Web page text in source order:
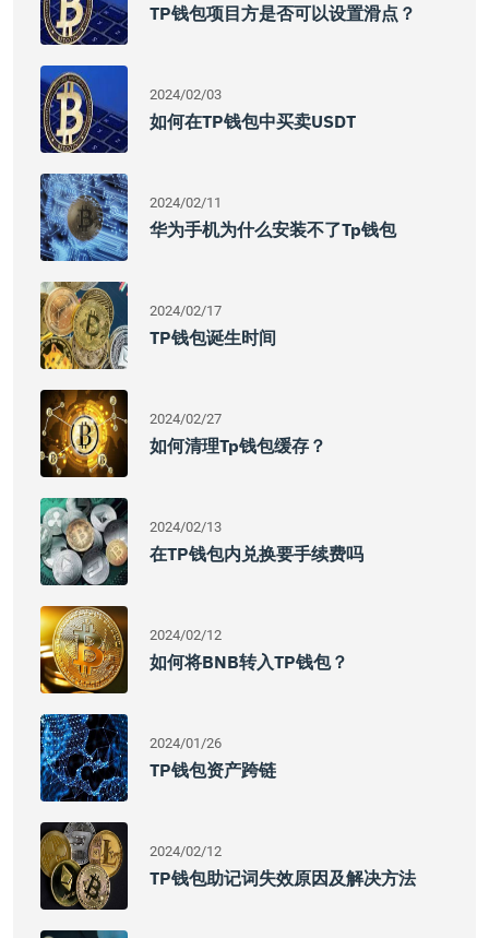
TP钱包项目方是否可以设置滑点？
2024/02/03
如何在TP钱包中买卖USDT
2024/02/11
华为手机为什么安装不了tp钱包
2024/02/17
TP钱包诞生时间
2024/02/27
如何清理tp钱包缓存？
2024/02/13
在TP钱包内兑换要手续费吗
2024/02/12
如何将BNB转入TP钱包？
2024/01/26
TP钱包资产跨链
2024/02/12
TP钱包助记词失效原因及解决方法